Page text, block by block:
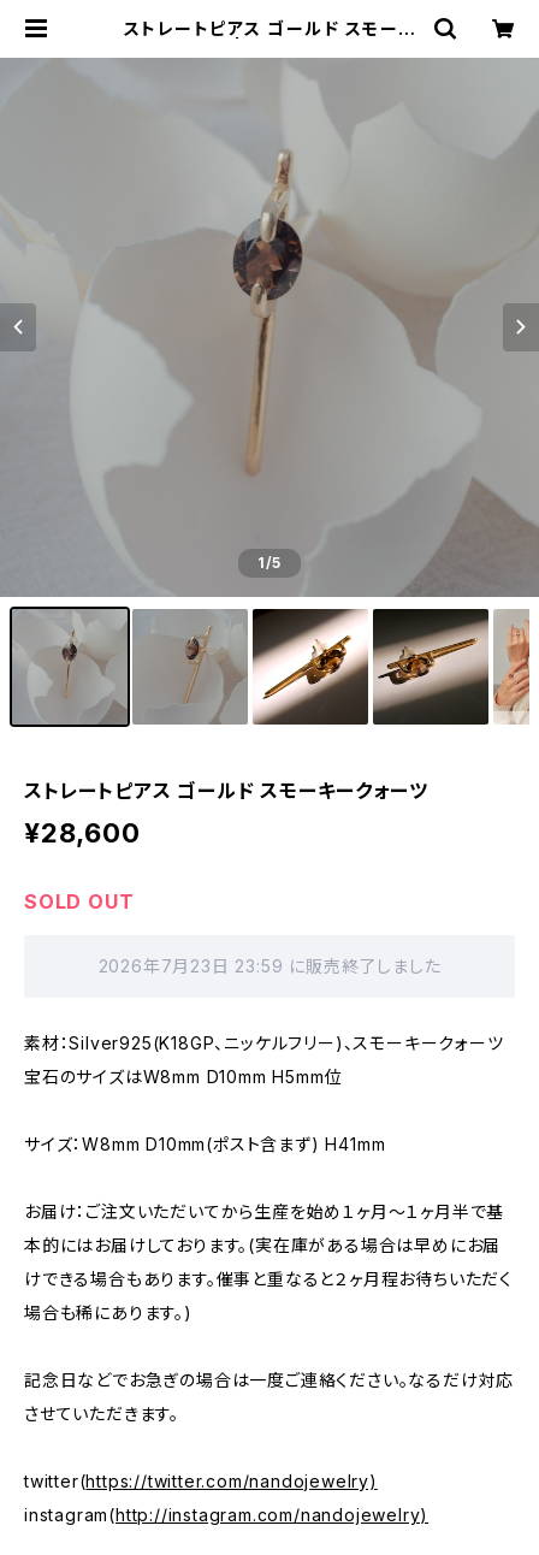
ストレートピアス ゴールド スモーキ
1/5
ストレートピアス ゴールド スモーキークォーツ
¥28,600
SOLD OUT
2026年7月23日 23:59 に販売終了しました
素材：Silver925(K18GP、ニッケルフリー)、スモーキークォーツ
宝石のサイズはW8mm D10mm H5mm位
サイズ：W8mm D10mm(ポスト含まず) H41mm
お届け：ご注文いただいてから生産を始め１ヶ月〜１ヶ月半で基
本的にはお届けしております。(実在庫がある場合は早めにお届
けできる場合もあります。催事と重なると２ヶ月程お待ちいただく
場合も稀にあります。)
記念日などでお急ぎの場合は一度ご連絡ください。なるだけ対応
させていただきます。
twitter(https://twitter.com/nandojewelry)
instagram(http://instagram.com/nandojewelry)